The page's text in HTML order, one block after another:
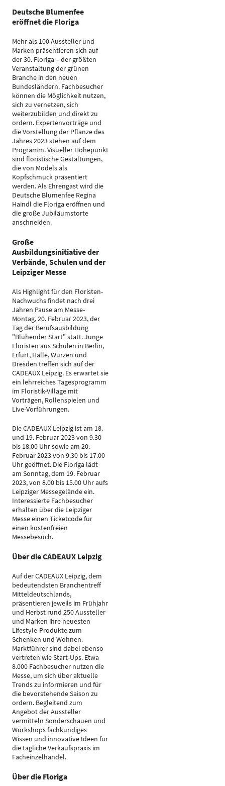
Deutsche Blumenfee
eröffnet die Floriga
Mehr als 100 Aussteller und
Marken präsentieren sich auf
der 30. Floriga – der größten
Veranstaltung der grünen
Branche in den neuen
Bundesländern. Fachbesucher
können die Möglichkeit nutzen,
sich zu vernetzen, sich
weiterzubilden und direkt zu
ordern. Expertenvorträge und
die Vorstellung der Pflanze des
Jahres 2023 stehen auf dem
Programm. Visueller Höhepunkt
sind floristische Gestaltungen,
die von Models als
Kopfschmuck präsentiert
werden. Als Ehrengast wird die
Deutsche Blumenfee Regina
Haindl die Floriga eröffnen und
die große Jubiläumstorte
anschneiden.
Große
Ausbildungsinitiative der
Verbände, Schulen und der
Leipziger Messe
Als Highlight für den Floristen-
Nachwuchs findet nach drei
Jahren Pause am Messe-
Montag, 20. Februar 2023, der
Tag der Berufsausbildung
"Blühender Start" statt. Junge
Floristen aus Schulen in Berlin,
Erfurt, Halle, Wurzen und
Dresden treffen sich auf der
CADEAUX Leipzig. Es erwartet sie
ein lehrreiches Tagesprogramm
im Floristik-Village mit
Vorträgen, Rollenspielen und
Live-Vorführungen.
Die CADEAUX Leipzig ist am 18.
und 19. Februar 2023 von 9.30
bis 18.00 Uhr sowie am 20.
Februar 2023 von 9.30 bis 17.00
Uhr geöffnet. Die Floriga lädt
am Sonntag, dem 19. Februar
2023, von 8.00 bis 15.00 Uhr aufs
Leipziger Messegelände ein.
Interessierte Fachbesucher
erhalten über die Leipziger
Messe einen Ticketcode für
einen kostenfreien
Messebesuch.
Über die CADEAUX Leipzig
Auf der CADEAUX Leipzig, dem
bedeutendsten Branchentreff
Mitteldeutschlands,
präsentieren jeweils im Frühjahr
und Herbst rund 250 Aussteller
und Marken ihre neuesten
Lifestyle-Produkte zum
Schenken und Wohnen.
Marktführer sind dabei ebenso
vertreten wie Start-Ups. Etwa
8.000 Fachbesucher nutzen die
Messe, um sich über aktuelle
Trends zu informieren und für
die bevorstehende Saison zu
ordern. Begleitend zum
Angebot der Aussteller
vermitteln Sonderschauen und
Workshops fachkundiges
Wissen und innovative Ideen für
die tägliche Verkaufspraxis im
Facheinzelhandel.
Über die Floriga